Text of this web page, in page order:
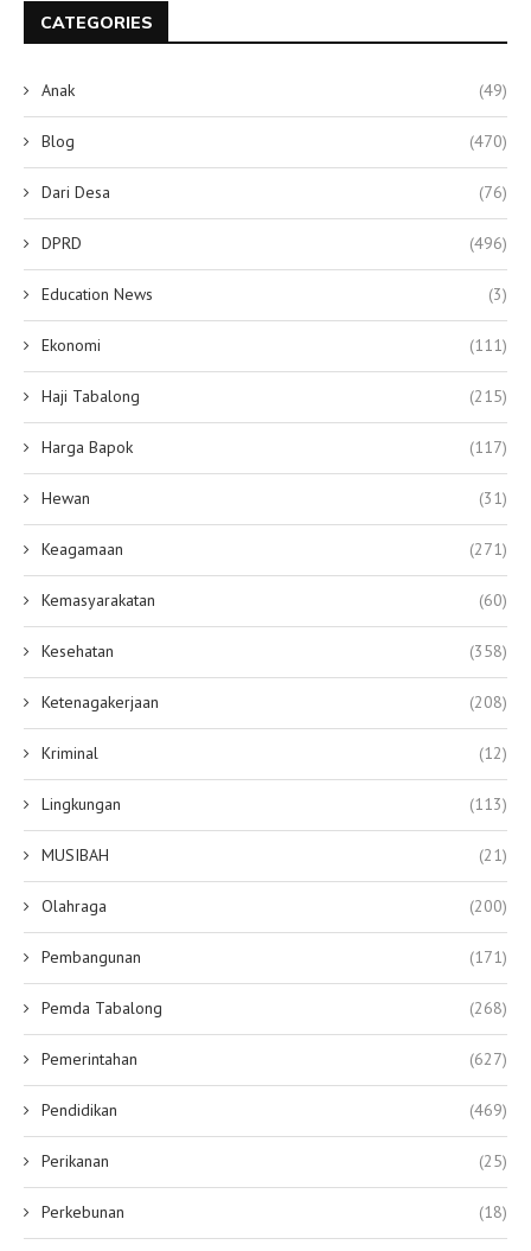
CATEGORIES
Anak (49)
Blog (470)
Dari Desa (76)
DPRD (496)
Education News (3)
Ekonomi (111)
Haji Tabalong (215)
Harga Bapok (117)
Hewan (31)
Keagamaan (271)
Kemasyarakatan (60)
Kesehatan (358)
Ketenagakerjaan (208)
Kriminal (12)
Lingkungan (113)
MUSIBAH (21)
Olahraga (200)
Pembangunan (171)
Pemda Tabalong (268)
Pemerintahan (627)
Pendidikan (469)
Perikanan (25)
Perkebunan (18)